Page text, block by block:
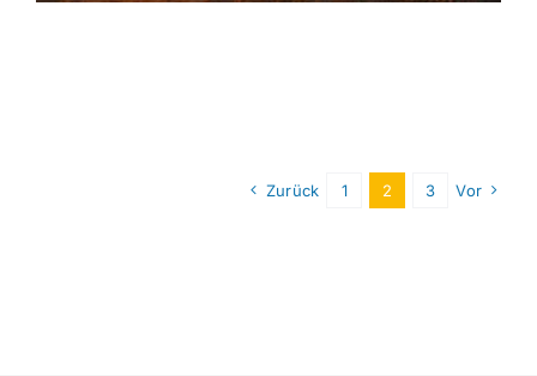
Zurück 1 2 3 Vor